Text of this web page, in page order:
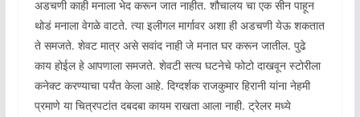
अडचणी काही मनाला भेद करून जात नाहीत. शौचालय चा एक सीन पाहून
थोडं मनाला वेगळे वाटते. त्या इलीगल मार्गावर अशा ही अडचणी येऊ शकतात
ते समजते. शेवट मात्र असे सवांद नाही जे मनात घर करून जातील. पुढे
काय होईल हे आपणाला समजते. शेवटी सत्य घटनेचे फोटो दाखवून स्टोरीला
कनेक्ट करण्याचा पर्यंत केला आहे. दिग्दर्शक राजकुमार हिरानी यांना नेहमी
प्रमाणे या चित्रपटांत दबदबा कायम राखता आला नाही. ट्रेलर मध्ये